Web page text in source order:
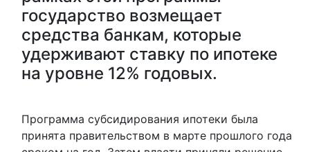
государство возмещает
средства банкам, которые
удерживают ставку по ипотеке
на уровне 12% годовых.
Программа субсидирования ипотеки была
принята правительством в марте прошлого года